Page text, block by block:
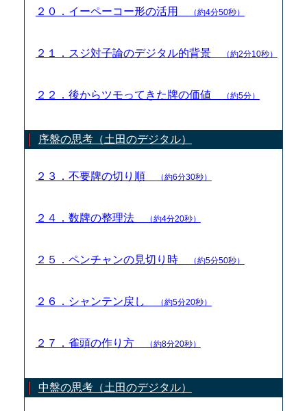
２０．イーペーコー形の活用 （約4分50秒）
２１．スジ対子論のデジタル的背景 （約2分10秒）
２２．後からツモってきた牌の価値 （約5分）
序盤の思考（土田のデジタル）
２３．不要牌の切り順 （約6分30秒）
２４．数牌の整理法 （約4分20秒）
２５．ペンチャンの見切り時 （約5分50秒）
２６．シャンテン戻し （約5分20秒）
２７．雀頭の作り方 （約8分20秒）
中盤の思考（土田のデジタル）